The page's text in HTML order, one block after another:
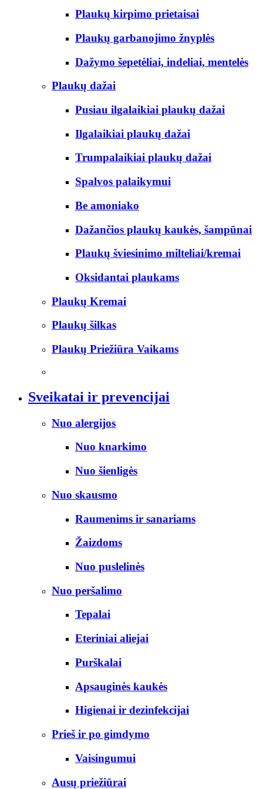
Plaukų kirpimo prietaisai
Plaukų garbanojimo žnyplės
Dažymo šepetėliai, indeliai, mentelės
Plaukų dažai
Pusiau ilgalaikiai plaukų dažai
Ilgalaikiai plaukų dažai
Trumpalaikiai plaukų dažai
Spalvos palaikymui
Be amoniako
Dažančios plaukų kaukės, šampūnai
Plaukų šviesinimo milteliai/kremai
Oksidantai plaukams
Plaukų Kremai
Plaukų šilkas
Plaukų Priežiūra Vaikams
Sveikatai ir prevencijai
Nuo alergijos
Nuo knarkimo
Nuo šienligės
Nuo skausmo
Raumenims ir sanariams
Žaizdoms
Nuo puslelinės
Nuo peršalimo
Tepalai
Eteriniai aliejai
Purškalai
Apsauginės kaukės
Higienai ir dezinfekcijai
Prieš ir po gimdymo
Vaisingumui
Ausų priežiūrai